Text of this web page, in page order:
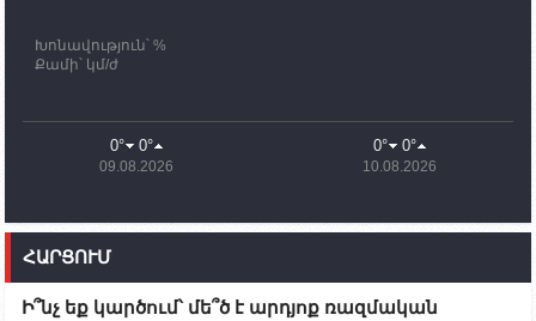
11:03
ՄԱԿ-ի առաքելությունը շատ, շատ, շատ օգտակար
Ադրբեջանի փոխվարչապետն այսօր կմեկնի
Ստեփանակերտ
10:07 02.10.2023
Խոնավություն՝ %
Քամի՝ կմ/ժ
0° 0°
09.08.2026
0° 0°
10.08.2026
ՀԱՐՑՈՒՄ
Ի՞նչ եք կարծում՝ մե՞ծ է արդյոք ռազմական